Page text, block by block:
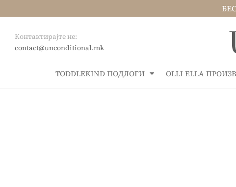
Контактирајте не:
contact@unconditional.mk
ТОDDLEKIND ПОДЛОГИ OLLI ELLA